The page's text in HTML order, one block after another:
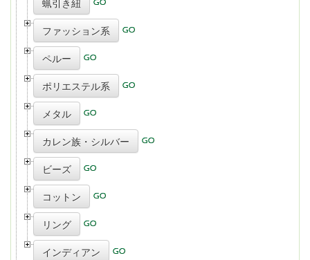
蝋引き紐
ファッション系
ペルー
ポリエステル系
メタル
カレン族・シルバー
ビーズ
コットン
リング
インディアン